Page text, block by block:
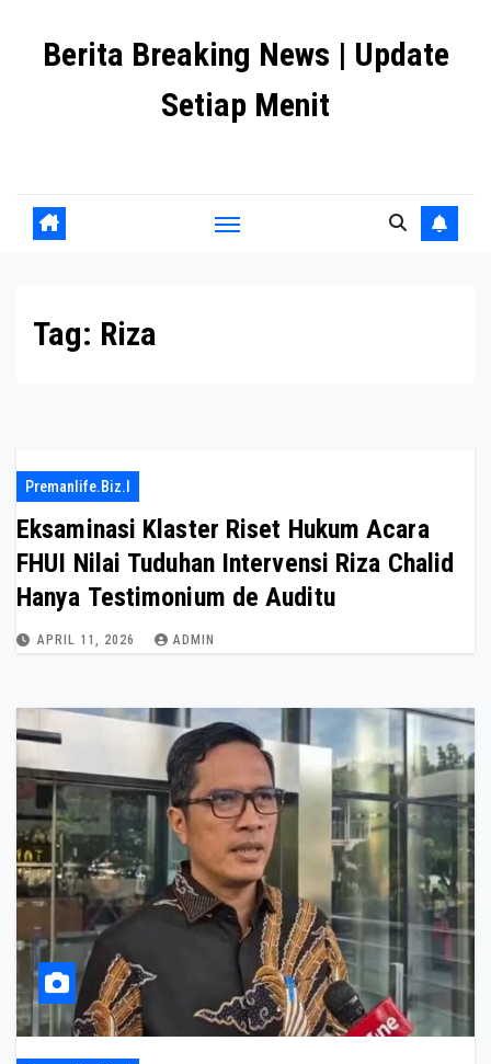
Berita Breaking News | Update
Setiap Menit
Tag: Riza
Premanlife.biz.i
Eksaminasi Klaster Riset Hukum Acara
FHUI Nilai Tuduhan Intervensi Riza Chalid
Hanya Testimonium de Auditu
APRIL 11, 2026 ADMIN